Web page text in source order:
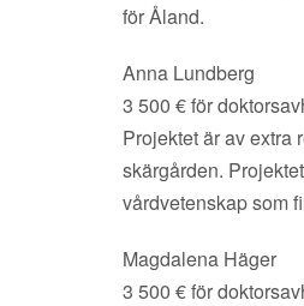
för Åland.
Anna Lundberg
3 500 € för
Projektet är av extra
skärgården.
vårdvetenskap som
Magdalena Häger
3 500 € för